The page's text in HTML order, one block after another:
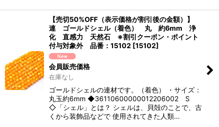
【売切50%OFF（表示価格が割引後の金額）】
連 ゴールドシェル（着色） 丸 約6mm 浄
化 直感力 天然石 ※割引クーポン・ポイント
付与対象外 品番：15102 [15102]
会員販売価格
在庫なし
ゴールドシェルの連材です。（着色） ・サイズ：
丸玉約6mm ◆36110600000012206002 S
◇「シェル」とは？ シェルは、貝殻のことで、古
くから装飾品などで 使用されてきた人類…